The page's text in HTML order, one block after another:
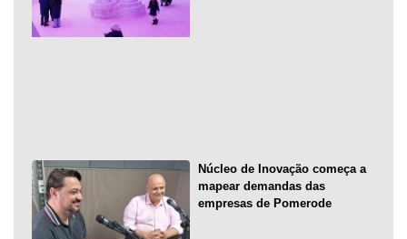
Núcleo de Inovação começa a
mapear demandas das
empresas de Pomerode